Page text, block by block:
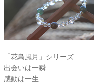
「花鳥風月」シリーズ
出会いは一瞬
感動は一生